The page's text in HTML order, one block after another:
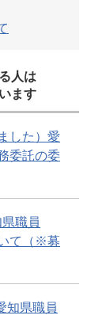
人は
ます
した）愛
委託の委
職員
て（※募
知県職員